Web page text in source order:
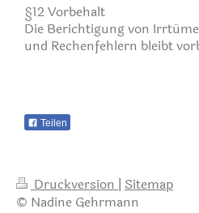
§12 Vorbehalt
Die Berichtigung von
und Rechenfehlern bleibt
Teilen
Druckversion | Sitemap
© Nadine Gehrmann